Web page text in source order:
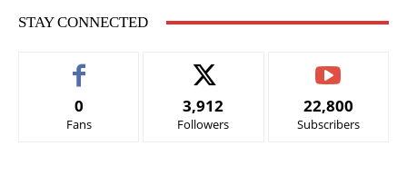
STAY CONNECTED
0
Fans
3,912
Followers
22,800
Subscribers